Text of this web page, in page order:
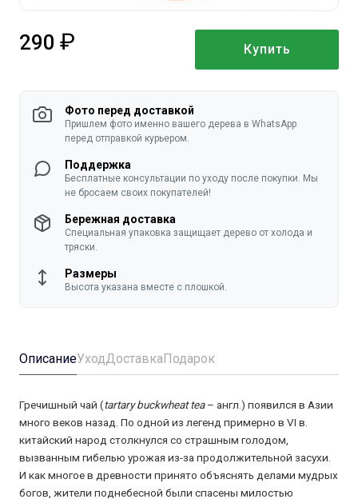
290 Купить
Фото перед доставкой
Пришлем фото именно вашего дерева в WhatsApp
перед отправкой курьером.
Поддержка
Бесплатные консультации по уходу после покупки. Мы
не бросаем своих покупателей!
Бережная доставка
Специальная упаковка защищает дерево от холода и
тряски.
Размеры
Высота указана вместе с плошкой.
ОписаниеУходДоставкаПодарок
Гречишный чай (tartary buckwheat tea– англ.) появился в Азии
много веков назад. По одной из легенд примерно в VI в.
китайский народ столкнулся со страшным голодом,
вызванным гибелью урожая из-за продолжительной засухи.
И как многое в древности принято объяснять делами мудрых
богов, жители поднебесной были спасены милостью